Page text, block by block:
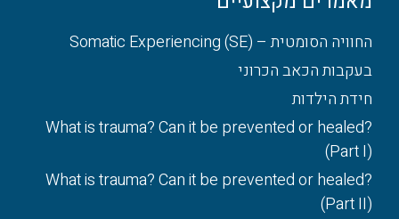
החוויה הסומטית – Somatic Experiencing (SE)
בעקבות הכאב הכרוני
חידת הילדות
What is trauma? Can it be prevented or healed?
(Part I)
What is trauma? Can it be prevented or healed?
(Part II)